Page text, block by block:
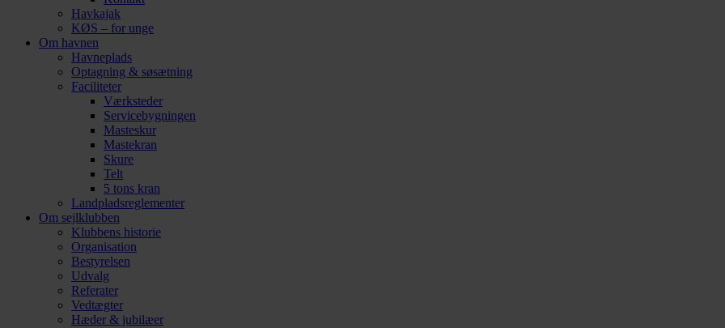
Havkajak
KØS – for unge
Om havnen
Havneplads
Optagning & søsætning
Faciliteter
Værksteder
Servicebygningen
Masteskur
Mastekran
Skure
Telt
5 tons kran
Landpladsreglementer
Om sejlklubben
Klubbens historie
Organisation
Bestyrelsen
Udvalg
Referater
Vedtægter
Hæder & jubilæer